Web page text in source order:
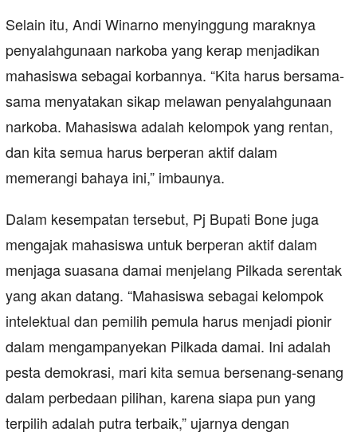
Selain itu, Andi Winarno menyinggung maraknya
penyalahgunaan narkoba yang kerap menjadikan
mahasiswa sebagai korbannya. “Kita harus bersama-
sama menyatakan sikap melawan penyalahgunaan
narkoba. Mahasiswa adalah kelompok yang rentan,
dan kita semua harus berperan aktif dalam
memerangi bahaya ini,” imbaunya.
Dalam kesempatan tersebut, Pj Bupati Bone juga
mengajak mahasiswa untuk berperan aktif dalam
menjaga suasana damai menjelang Pilkada serentak
yang akan datang. “Mahasiswa sebagai kelompok
intelektual dan pemilih pemula harus menjadi pionir
dalam mengampanyekan Pilkada damai. Ini adalah
pesta demokrasi, mari kita semua bersenang-senang
dalam perbedaan pilihan, karena siapa pun yang
terpilih adalah putra terbaik,” ujarnya dengan